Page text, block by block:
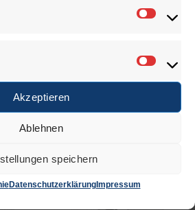
Akzeptieren
Ablehnen
speichern
DatenschutzerklärungImpressum